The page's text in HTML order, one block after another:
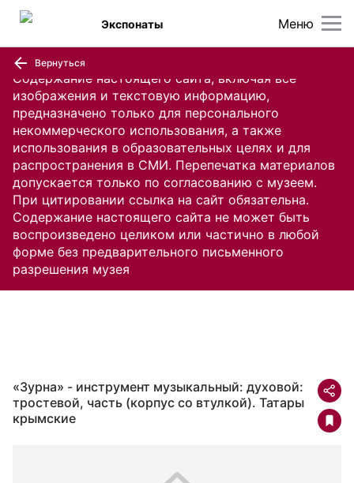
Содержание настоящего сайта, включая все
изображения и текстовую информацию,
предназначено только для персонального
некоммерческого использования, а также
использования в образовательных целях и для
распространения в СМИ. Перепечатка материалов
допускается только по согласованию с музеем.
При цитировании ссылка на сайт обязательна.
Содержание настоящего сайта не может быть
воспроизведено целиком или частично в любой
форме без предварительного письменного
разрешения музея
Меню
Экспонаты
Вернуться
«Зурна» - инструмент музыкальный: духовой:
тростевой, часть (корпус со втулкой). Татары
крымские